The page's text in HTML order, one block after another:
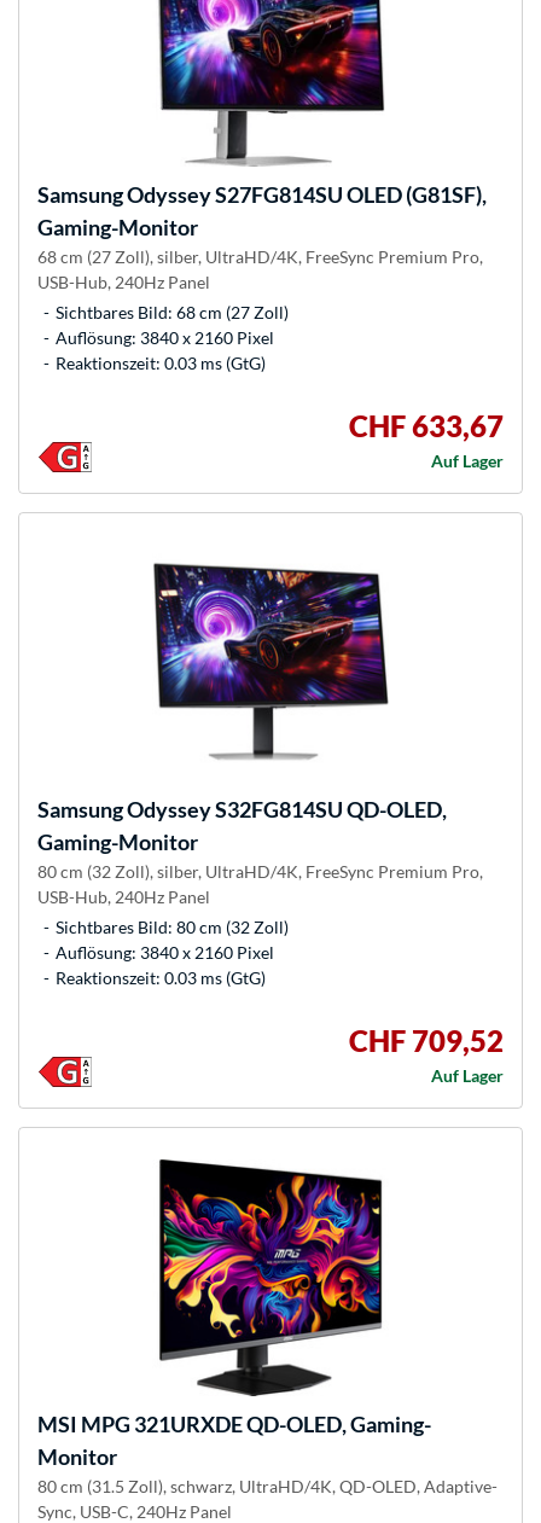
SamsungOdyssey S27FG814SU OLED (G81SF),
Gaming-Monitor
68 cm (27 Zoll), silber, UltraHD/4K, FreeSync Premium Pro,
USB-Hub, 240Hz Panel
Sichtbares Bild: 68 cm (27 Zoll)
Auflösung: 3840 x 2160 Pixel
Reaktionszeit: 0.03 ms (GtG)
CHF 633,67
Auf Lager
SamsungOdyssey S32FG814SU QD-OLED,
Gaming-Monitor
80 cm (32 Zoll), silber, UltraHD/4K, FreeSync Premium Pro,
USB-Hub, 240Hz Panel
Sichtbares Bild: 80 cm (32 Zoll)
Auflösung: 3840 x 2160 Pixel
Reaktionszeit: 0.03 ms (GtG)
CHF 709,52
Auf Lager
MSI MPG 321URXDE QD-OLED, Gaming-
Monitor
80 cm (31.5 Zoll), schwarz, UltraHD/4K, QD-OLED, Adaptive-
Sync, USB-C, 240Hz Panel